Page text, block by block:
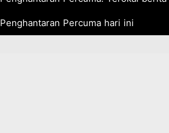
Penghantaran Percuma hari ini